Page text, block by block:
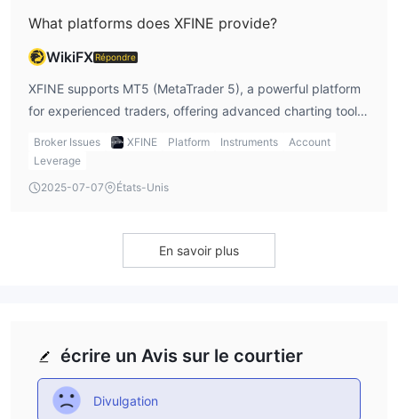
What platforms does XFINE provide?
WikiFXRépondre
XFINE supports MT5 (MetaTrader 5), a powerful platform
for experienced traders, offering advanced charting tools
and automated trading. It does not support MT4, which
may be a downside for some traders.
Broker Issues XFINE Platform Instruments
Account
Leverage
2025-07-07
États-Unis
En savoir plus
écrire un Avis sur le courtier
Divulgation